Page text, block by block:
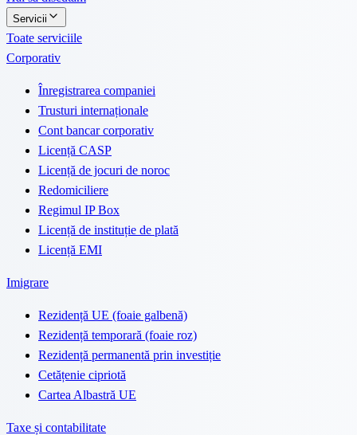
Servicii
Toate serviciile
Corporativ
Înregistrarea companiei
Trusturi internaționale
Cont bancar corporativ
Licență CASP
Licență de jocuri de noroc
Redomiciliere
Regimul IP Box
Licență de instituție de plată
Licență EMI
Imigrare
Rezidență UE (foaie galbenă)
Rezidență temporară (foaie roz)
Rezidență permanentă prin investiție
Cetățenie cipriotă
Cartea Albastră UE
Taxe și contabilitate